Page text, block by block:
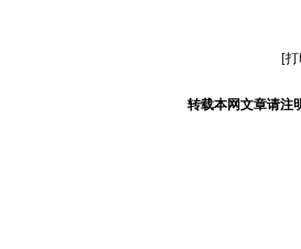
[
转载本网文章请注